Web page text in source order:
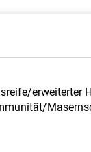
erweiterter